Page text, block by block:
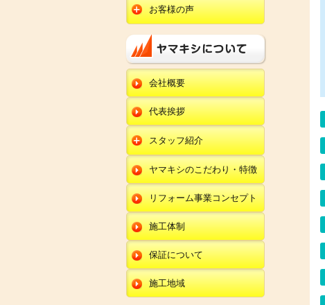
外壁塗装・外装工事
改装・内装リフォー
ム
修理・小工事
全面リフォーム
川北店
小松店
新加賀店
金津店
朝日店
羽咋店
金沢田上店
金沢野々市店
小松店
新加賀店
金津店
朝日店
羽咋店
金沢田上店
お客様の声
キッチン
ユニットバス
トイレ
洗面化粧台
オール電化・給湯器
エクステリア
外壁塗装・外壁工事
改装・内装リフォー
ム
修理・小工事
全面リフォーム
会社概要
代表挨拶
スタッフ紹介
本部
田鶴浜店
金沢野々市店
川北店
小松店
新加賀店
金津店
ヤマキシのこだわり・特徴
リフォーム事業コンセプト
施工体制
保証について
施工地域